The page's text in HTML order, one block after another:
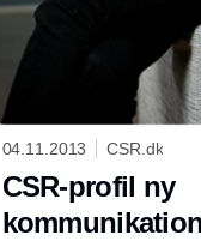
04.11.2013 CSR.dk
CSR-profil ny